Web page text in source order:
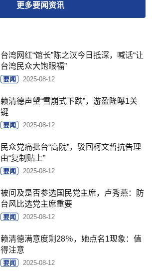
更多要闻资讯
台湾网红“馆长”陈之汉今日抵深，喊话“让
台湾民众大饱眼福”
要闻 2025-08-12
赖清德声望“雪崩式下跌”，游盈隆曝1关
键
要闻 2025-08-12
民众党痛批台“高院”，驳回柯文哲抗告理
由“复制贴上”
要闻 2025-08-12
被问及是否参选国民党主席，卢秀燕：防
台风比选党主席重要
要闻 2025-08-12
赖清德满意度剩28％，她点名1现象：值
得注意
要闻 2025-08-12